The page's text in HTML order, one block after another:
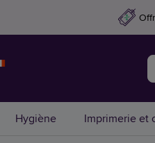
Hygiène Imprimerie et